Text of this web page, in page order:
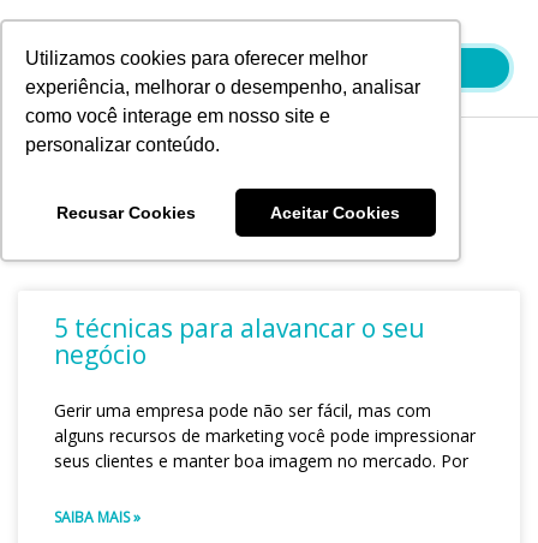
Utilizamos cookies para oferecer melhor
experiência, melhorar o desempenho, analisar
como você interage em nosso site e
personalizar conteúdo.
Recusar Cookies Aceitar Cookies
conteúdo
Blog
5 técnicas para alavancar o seu
negócio
Gerir uma empresa pode não ser fácil, mas com
alguns recursos de marketing você pode impressionar
seus clientes e manter boa imagem no mercado. Por
SAIBA MAIS »